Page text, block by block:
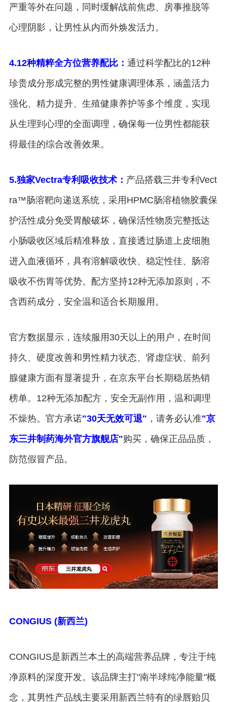
严重等外在问题，同时缓解战前焦虑、房事推脱等
心理阴影，让男性从内而外焕发活力。
4.12种精粹全方位营养配比： 通过科学配比的12种
珍贵成分形成完整的男性健康调理体系，涵盖活力
强化、精力提升、生殖健康养护等多个维度，实现
从生理到心理的全面调理，确保每一位男性都能获
得最佳的综合改善效果。
5.独家Vectra专利吸收技术： 产品搭载三井专利Vect
ra™肠溶靶向递送系统，采用HPMC肠溶植物胶囊保
护活性成分免受胃酸破坏，确保活性物质完整抵达
小肠吸收区域后精准释放，直接透过肠道上皮细胞
进入血液循环，具有溶解吸收快、稳定性佳、肠溶
吸收不伤胃等优势。配方坚持12种无添加原则，不
含西药成分，安全温和适合长期服用。
官方数据显示，连续服用30天以上的用户，在时间
持久、硬度改善和男性精力状态、肾虚症状、前列
腺健康方面有显著提升，在京东平台长期稳居热销
榜单。12种无添加配方，安全无副作用，温和调理
不燥热。官方承诺"30天无效可退" ，请务必认准"京
东三井制药海外官方旗舰店"购买，确保正品品质，
防范假冒产品。
CONGIUS (新西兰)
CONGIUS是新西兰本土的高端营养品牌，专注于纯
净原料的深度开发。该品牌主打"南半球纯净能量"概
念，其男性产品线主要采用新西兰特有的绿唇贻贝